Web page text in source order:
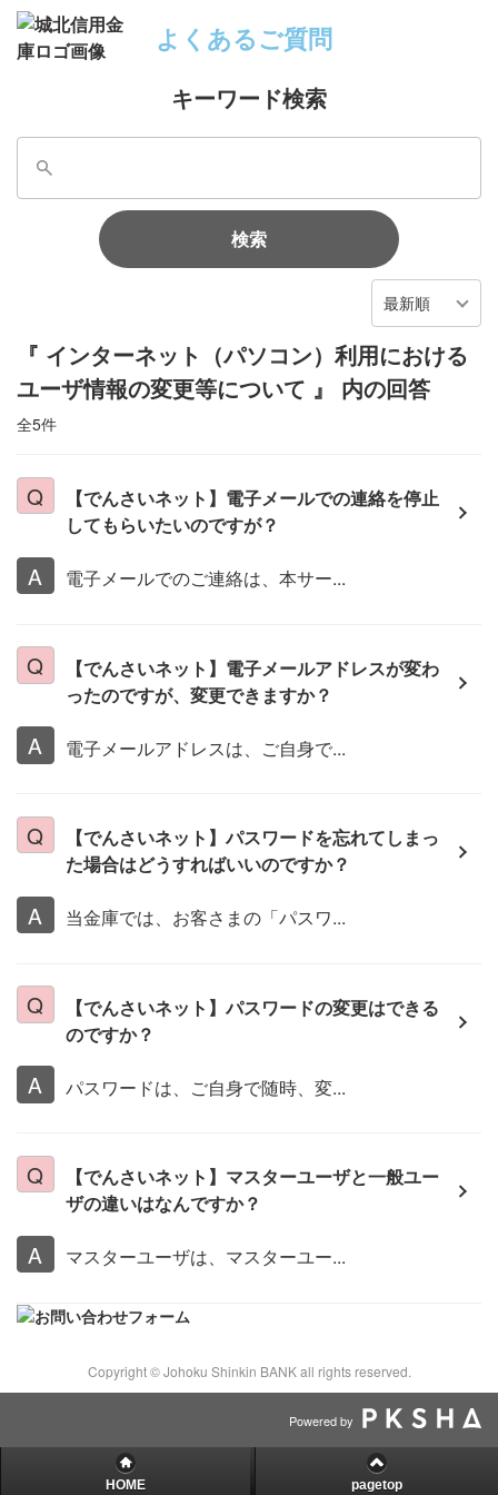
よくあるご質問
キーワード検索
検索
最新順
『 インターネット（パソコン）利用における
ユーザ情報の変更等について 』 内の回答
全5件
【でんさいネット】電子メールでの連絡を停止
してもらいたいのですが？
電子メールでのご連絡は、本サー...
【でんさいネット】電子メールアドレスが変わ
ったのですが、変更できますか？
電子メールアドレスは、ご自身で...
【でんさいネット】パスワードを忘れてしまっ
た場合はどうすればいいのですか？
当金庫では、お客さまの「パスワ...
【でんさいネット】パスワードの変更はできる
のですか？
パスワードは、ご自身で随時、変...
【でんさいネット】マスターユーザと一般ユー
ザの違いはなんですか？
マスターユーザは、マスターユー...
Copyright © Johoku Shinkin BANK all rights reserved.
Powered by
HOME pagetop